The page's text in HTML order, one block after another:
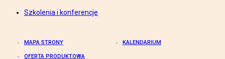
Szkolenia i konferencje
MAPA STRONY KALENDARIUM
OFERTA PRODUKTOWA